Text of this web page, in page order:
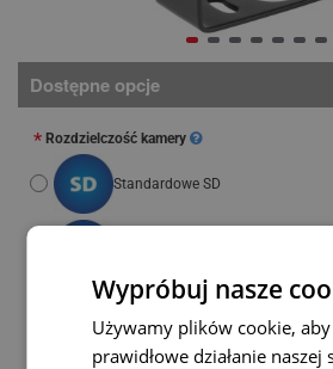
Dostępne opcje
Rozdzielczość kamery
Standardowe SD
Wypróbuj nasze
Używamy plików cookie,
prawidłowe działanie naszej